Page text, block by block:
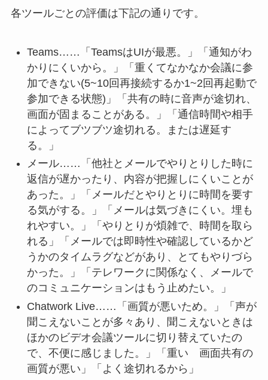
各ツールごとの評価は下記の通りです。
Teams……「TeamsはUIが最悪。」「通知がわ
かりにくいから。」「重くてなかなか会議に参
加できない(5~10回再接続するか1~2回再起動で
参加できる状態)」「共有の時に音声が途切れ、
画面が固まることがある。」「通信時間や相手
によってブツブツ途切れる。または遅延す
る。」
メール……「他社とメールでやりとりした時に
返信が遅かったり、内容が把握しにくいことが
あった。」「メールだとやりとりに時間を要す
る気がする。」「メールは気づきにくい。埋も
れやすい。」「やりとりが煩雑で、時間を取ら
れる」「メールでは即時性や確認しているかど
うかのタイムラグなどがあり、とてもやりづら
かった。」「テレワークに関係なく、メールで
のコミュニケーションはもう止めたい。」
Chatwork Live……「画質が悪いため。」「声が
聞こえないことが多々あり、聞こえないときは
ほかのビデオ会議ツールに切り替えていたの
で、不便に感じました。」「重い 画面共有の
画質が悪い」「よく途切れるから」